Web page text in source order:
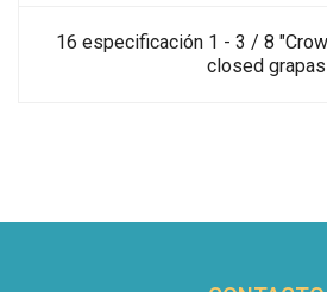
16 especificación 1 - 3 / 8
closed grapas